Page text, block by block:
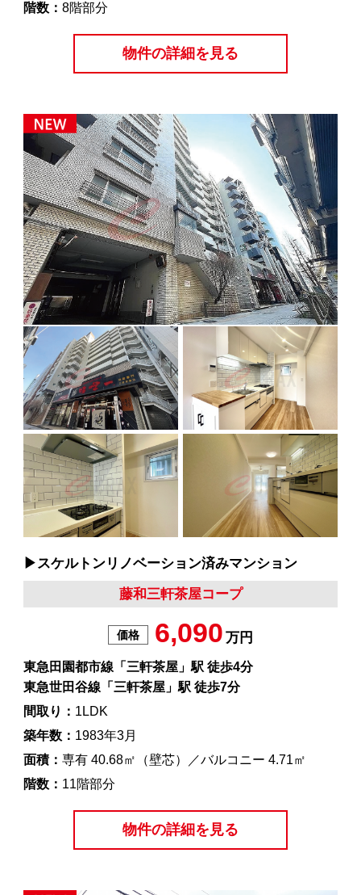
階数： 8階部分
物件の詳細を見る
▶︎スケルトンリノベーション済みマンション
藤和三軒茶屋コープ
価格 6,090 万円
東急田園都市線「三軒茶屋」駅 徒歩4分
東急世田谷線「三軒茶屋」駅 徒歩7分
間取り： 1LDK
築年数： 1983年3月
面積： 専有 40.68㎡（壁芯）／バルコニー 4.71㎡
階数： 11階部分
物件の詳細を見る